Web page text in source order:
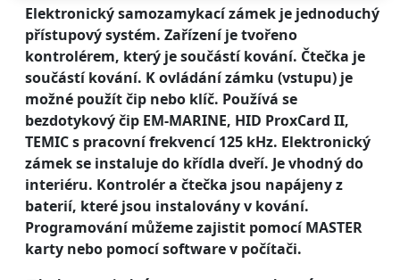
Elektronický samozamykací zámek je jednoduchý
přístupový systém. Zařízení je tvořeno
kontrolérem, který je součástí kování. Čtečka je
součástí kování. K ovládání zámku (vstupu) je
možné použít čip nebo klíč. Používá se
bezdotykový čip EM-MARINE, HID ProxCard II,
TEMIC s pracovní frekvencí 125 kHz. Elektronický
zámek se instaluje do křídla dveří. Je vhodný do
interiéru. Kontrolér a čtečka jsou napájeny z
baterií, které jsou instalovány v kování.
Programování můžeme zajistit pomocí MASTER
karty nebo pomocí software v počítači.